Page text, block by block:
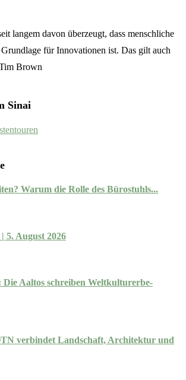
langem davon überzeugt, dass menschliche
für Innovationen ist. Das gilt auch
Brown
Sinai
Warum die Rolle des Bürostuhls...
5. August 2026
Aaltos schreiben Weltkulturerbe-
verbindet Landschaft, Architektur und